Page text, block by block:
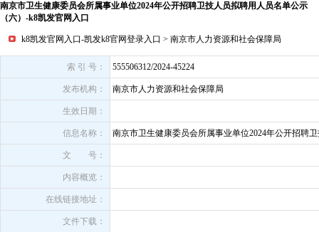
南京市卫生健康委员会所属事业单位2024年公开招聘卫技人员拟聘用人员名单公示
（六）-k8凯发官网入口
k8凯发官网入口-凯发k8官网登录入口 > 南京市人力资源和社会保障局
索 引 号： 555506312/2024-45224
发布机构： 南京市人力资源和社会保障局
生效日期：
信息名称： 南京市卫生健康委员会所属事业单位2024年公开招聘
文 号：
内容概览：
在线链接地址：
文件下载：